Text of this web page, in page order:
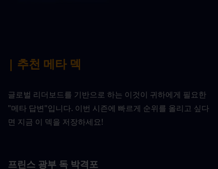
| 추천 메타 덱
글로벌 리더보드를 기반으로 하는 이것이 귀하에게 필요한
"메타 답변"입니다. 이번 시즌에 빠르게 순위를 올리고 싶다
면 지금 이 덱을 저장하세요!
프린스 광부 독 박격포